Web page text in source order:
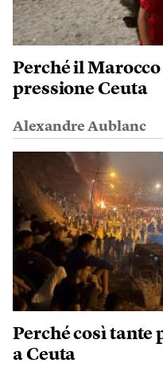
Perché il
pressione Ceuta
Alexandre Aublanc
Perché così tante
a Ceuta